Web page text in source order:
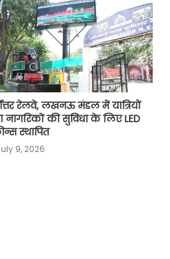
रेलवे, लखनऊ मंडल में यात्रियों
नागरिकों की सुविधा के लिए LED
स्थापित
9, 2026